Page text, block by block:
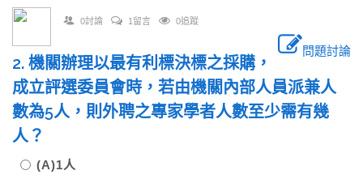
0討論 1留言 0追蹤
問題討論
2. 機關辦理以最有利標決標之採購，
成立評選委員會時，若由機關內部人員派兼人
數為5人，則外聘之專家學者人數至少需有幾
人？
(A)1人